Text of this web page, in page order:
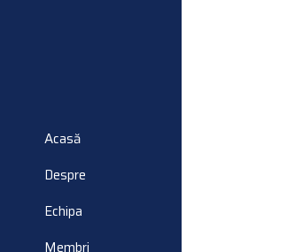
Acasă
Despre
Echipa